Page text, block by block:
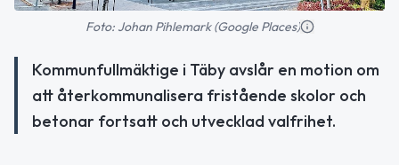
Foto: Johan Pihlemark (Google Places)
Kommunfullmäktige i Täby avslår en motion om
att återkommunalisera fristående skolor och
betonar fortsatt och utvecklad valfrihet.